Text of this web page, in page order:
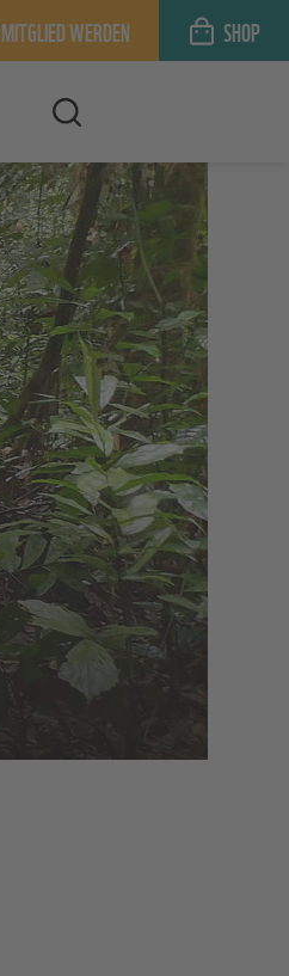
WERDEN SHOP